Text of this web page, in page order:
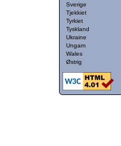
Sverige
Tjekkiet
Tyrkiet
Tyskland
Ukraine
Ungarn
Wales
Østrig